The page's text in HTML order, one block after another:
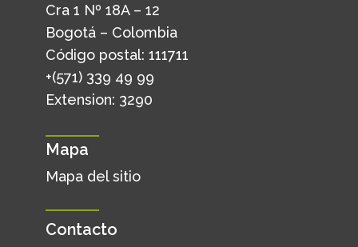
Cra 1 Nº 18A – 12
Bogotá – Colombia
Código postal: 111711
+(571) 339 49 99
Extension: 3290
Mapa
Mapa del sitio
Contacto